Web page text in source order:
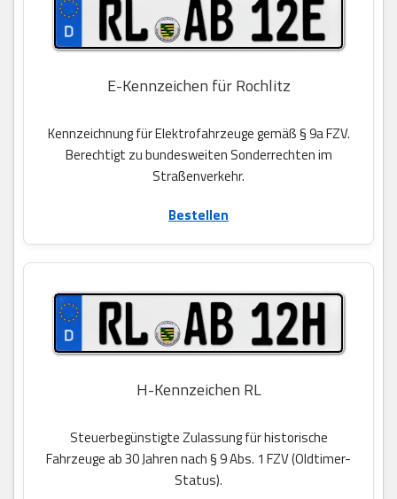
E-Kennzeichen für Rochlitz
Kennzeichnung für Elektrofahrzeuge gemäß § 9a FZV.
Berechtigt zu bundesweiten Sonderrechten im
Straßenverkehr.
Bestellen
H-Kennzeichen RL
Steuerbegünstigte Zulassung für historische
Fahrzeuge ab 30 Jahren nach § 9 Abs. 1 FZV (Oldtimer-
Status).